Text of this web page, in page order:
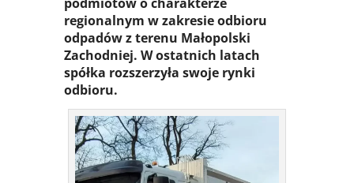
regionalnym w zakresie odbioru
odpadów z terenu Małopolski
Zachodniej. W ostatnich latach
spółka rozszerzyła swoje rynki
odbioru.